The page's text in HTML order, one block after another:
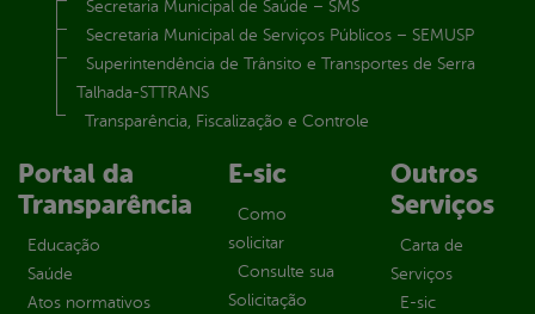
Secretaria Municipal de Saúde – SMS
Secretaria Municipal de Serviços Públicos – SEMUSP
Superintendência de Trânsito e Transportes de Serra
Talhada-STTRANS
Transparência, Fiscalização e Controle
Portal da
Transparência
Educação
Saúde
Atos normativos
E-sic
Como
solicitar
Consulte sua
Solicitação
Outros
Serviços
Carta de
Serviços
E-sic